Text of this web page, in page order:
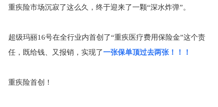
重疾险市场沉寂了这么久，终于迎来了一颗“深水炸弹”。
超级玛丽16号在全行业内首创了“重疾医疗费用保险金”这个责
任，既给钱、又报销，实现了一张保单顶过去两张！！！
重疾险首创！